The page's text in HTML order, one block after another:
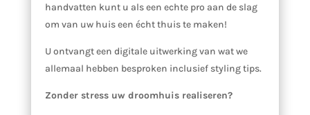
handvatten kunt u als een echte pro aan de slag
om van uw huis een écht thuis te maken!
U ontvangt een digitale uitwerking van wat we
allemaal hebben besproken inclusief styling tips.
Zonder stress uw droomhuis realiseren?